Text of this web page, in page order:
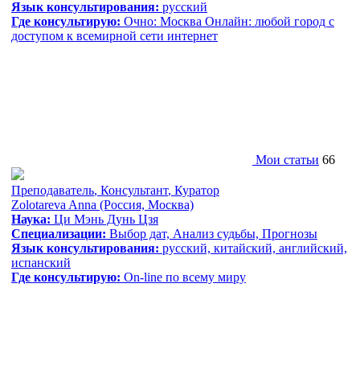
Язык консультирования: русский
Где консультирую: Очно: Москва Онлайн: любой город с
доступом к всемирной сети интернет
Мои статьи 66
Преподаватель, Консультант, Куратор
Zolotareva Anna (Россия, Москва)
Наука: Ци Мэнь Дунь Цзя
Специализации: Выбор дат, Анализ судьбы, Прогнозы
Язык консультирования: русский, китайский, aнглийский,
испанский
Где консультирую: On-line по всему миру